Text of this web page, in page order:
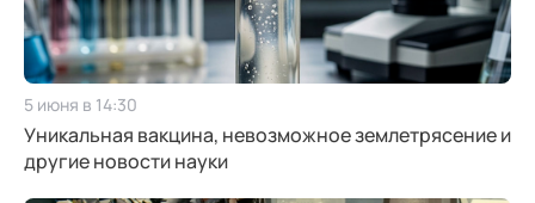
5 июня в 14:30
Уникальная вакцина, невозможное землетрясение и
другие новости науки